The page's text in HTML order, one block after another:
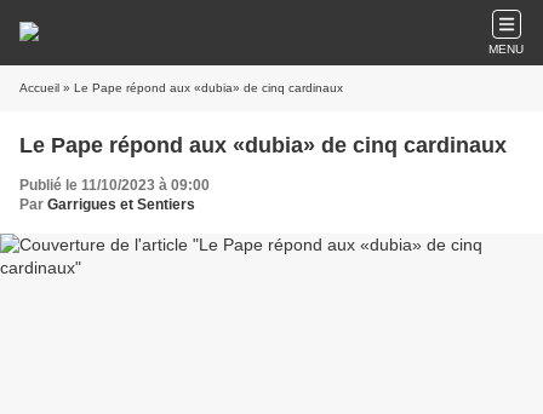
MENU
Accueil » Le Pape répond aux «dubia» de cinq cardinaux
Le Pape répond aux «dubia» de cinq cardinaux
Publié le 11/10/2023 à 09:00
Par Garrigues et Sentiers